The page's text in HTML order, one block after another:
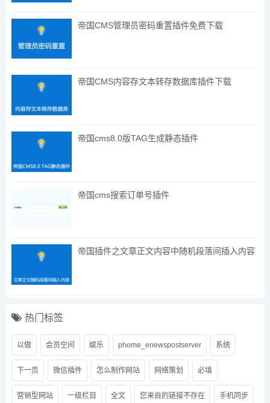
帝国CMS管理员密码重置插件免费下载
帝国CMS内容存文本转存数据库插件下载
帝国cms8.0版TAG生成静态插件
帝国cms搜索订单号插件
帝国插件之文章正文内容中随机段落间插入内容
热门标签
以做 会员空间 娱乐 phome_enewspostserver 系统
下一页 微信插件 怎么制作网站 网络策划 必填
营销型网站 一级栏目 全文 您来自的链接不存在 手机同步